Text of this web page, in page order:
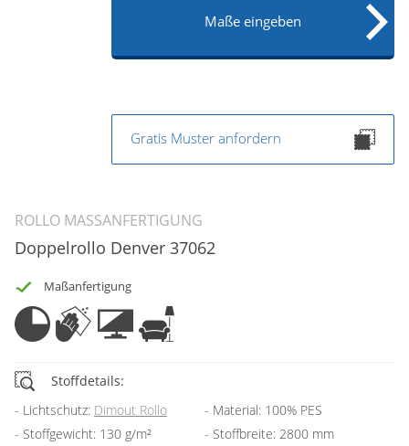
ROLLO MASSANFERTIGUNG
Doppelrollo Denver 37062
Maßanfertigung
Stoffdetails:
Lichtschutz: Dimout Rollo
Material: 100% PES
Stoffgewicht: 130 g/m²
Stoffbreite: 2800 mm
Maße eingeben
Gratis Muster anfordern